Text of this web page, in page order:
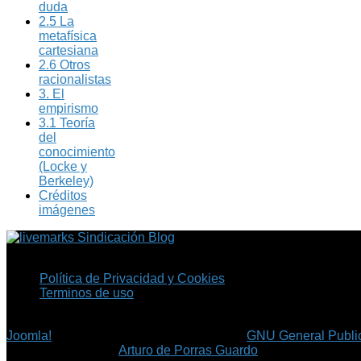
duda
2.5 La
metafísica
cartesiana
2.6 Otros
racionalistas
3. El
empirismo
3.1 Teoría
del
conocimiento
(Locke y
Berkeley)
Créditos
imágenes
Sindicación Blog
Política de Privacidad y Cookies
Terminos de uso
Joomla!
GNU General
©Arturo de Porras Guardo